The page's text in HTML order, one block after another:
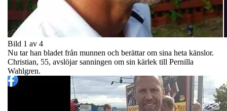
Bild 1 av 4
Nu tar han bladet från munnen och berättar om sina heta känslor.
Christian, 55, avslöjar sanningen om sin kärlek till Pernilla
Wahlgren.